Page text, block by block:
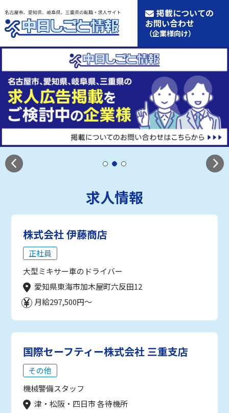
掲載についての
お問い合わせ
（企業様向け）
求人情報
株式会社 伊藤商店
正社員
大型ミキサー車のドライバー
愛知県東海市加木屋町六反田12
月給297,500円～
国際セーフティー株式会社 三重支店
その他
機械警備スタッフ
津・松阪・四日市 各待機所